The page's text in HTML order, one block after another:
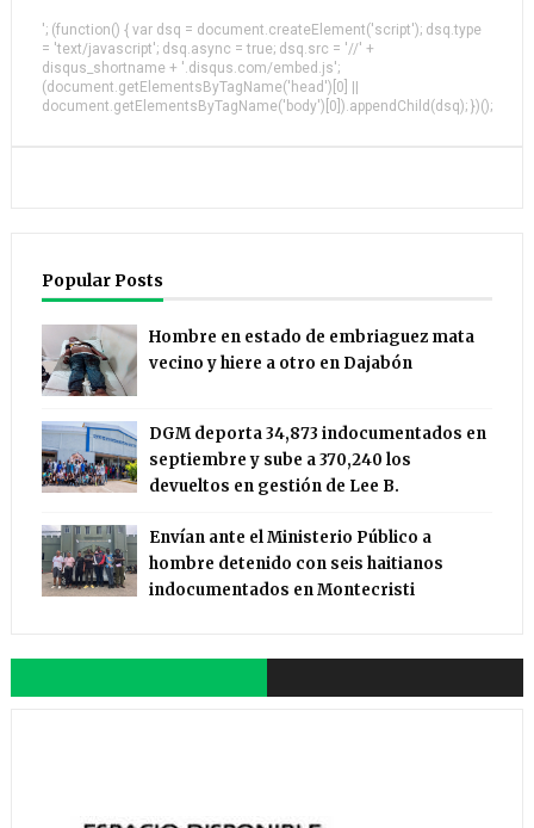
'; (function() { var dsq = document.createElement('script'); dsq.type
= 'text/javascript'; dsq.async = true; dsq.src = '//' +
disqus_shortname + '.disqus.com/embed.js';
(document.getElementsByTagName('head')[0] ||
document.getElementsByTagName('body')[0]).appendChild(dsq); })();
Popular Posts
Hombre en estado de embriaguez mata
vecino y hiere a otro en Dajabón
DGM deporta 34,873 indocumentados en
septiembre y sube a 370,240 los
devueltos en gestión de Lee B.
Envían ante el Ministerio Público a
hombre detenido con seis haitianos
indocumentados en Montecristi